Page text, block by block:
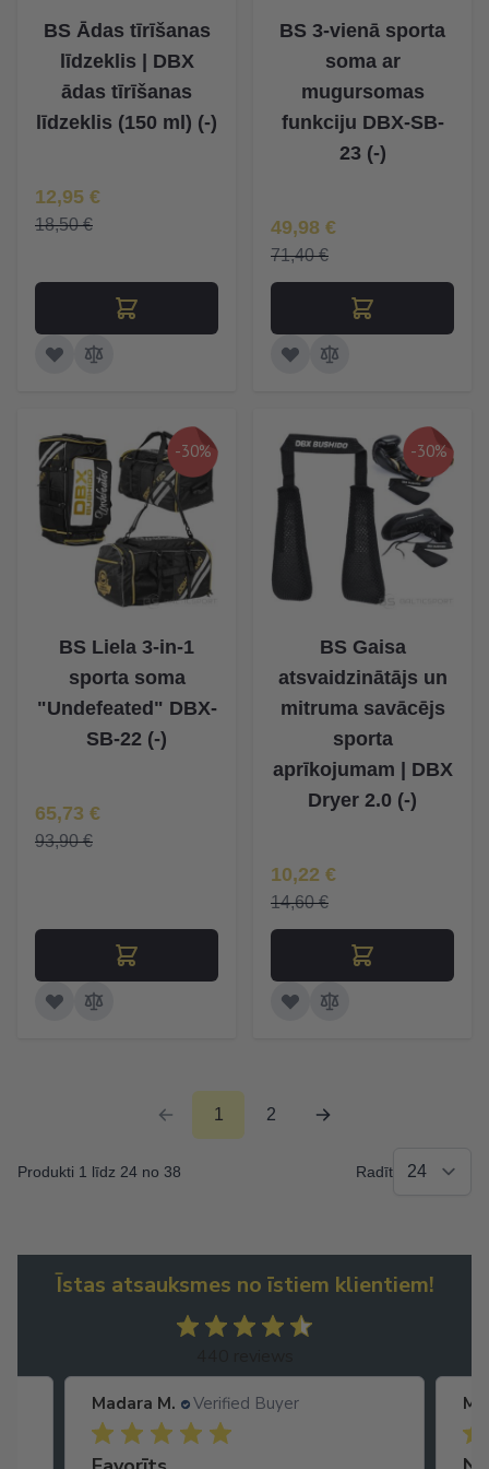
BS Ādas tīrīšanas
līdzeklis | DBX
ādas tīrīšanas
līdzeklis (150 ml) (-)
Īpaša Cena
12,95 €
18,50 €
BS 3-vienā sporta
soma ar
mugursomas
funkciju DBX-SB-
23 (-)
Īpaša Cena
49,98 €
71,40 €
-30%
BS Liela 3-in-1
sporta soma
"Undefeated" DBX-
SB-22 (-)
Īpaša Cena
65,73 €
93,90 €
-30%
BS Gaisa
atsvaidzinātājs un
mitruma savācējs
sporta
aprīkojumam | DBX
Dryer 2.0 (-)
Īpaša Cena
10,22 €
14,60 €
1 2
Produkti 1 līdz 24 no 38 Radīt
Īstas atsauksmes no īstiem klientiem!
Madara M. Verified Buyer